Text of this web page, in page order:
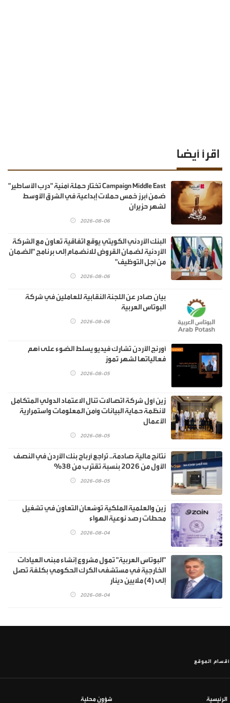
اقرأ أيضا
Campaign Middle East تختار حملة أمنية "درب الأساطير"
ضمن أبرز خمس حملات إبداعية في الشرق الأوسط
لشهر حزيران
2026-08-06
البنك الأردني الكويتي يوقع اتفاقية تعاون مع الشركة
الأردنية لضمان القروض للانضمام إلى برنامج "الضمان
من أجل التوظيف"
2026-08-06
بيان صادر عن اللجنة النقابية للعاملين في شركة
البوتاس العربية
2026-08-06
أورنج الأردن تشارك فيديو يسلط الضوء على أهم
فعالياتها لشهر تموز
2026-08-05
زين أول شركة اتصالات تنال الاعتماد الدولي المتكامل
لأنظمة حماية البيانات وأمن المعلومات واستمرارية
الأعمال
2026-08-05
نتائج مالية صادمة.. تراجع أرباح بنك الأردن في النصف
الأول من 2026 بنسبة تقترب من 38%
2026-08-05
زين والعلمية الملكية توسّعان التعاون في تشغيل
محطات رصد نوعية الهواء
2026-08-04
"البوتاس العربية" تمول مشروع إنشاء مبنى العيادات
الخارجية في مستشفى الكرك الحكومي بكلفة تصل
إلى (4) ملايين دينار
2026-08-04
أقسام الموقع
الرئيسية شؤون محلية